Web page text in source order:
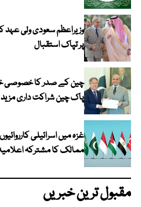
وزیراعظم سعودی ولی
پر تپاک استقبال
چین کے صدر کا خصوصی
پاک چین شراکت داری
ممالک کا مشترکہ
مقبول ترین خبریں